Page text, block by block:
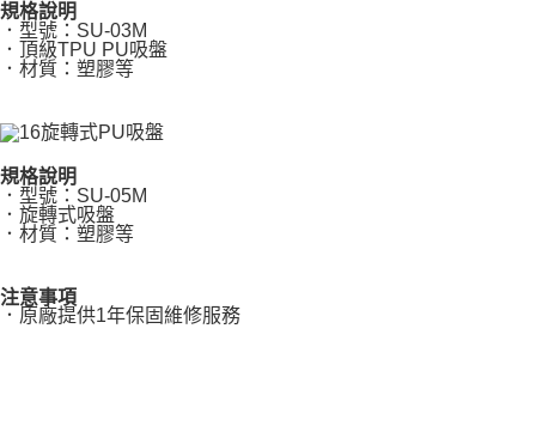
規格說明
．型號：SU-03M
．頂級TPU PU吸盤
．材質：塑膠等
規格說明
．型號：SU-05M
．旋轉式吸盤
．材質：塑膠等
注意事項
．原廠提供1年保固維修服務